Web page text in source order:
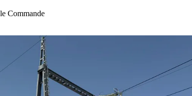
Commande